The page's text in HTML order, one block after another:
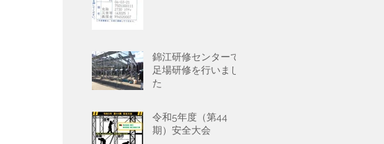
錦江研修センターで
足場研修を行いまし
た
令和5年度（第44
期）安全大会